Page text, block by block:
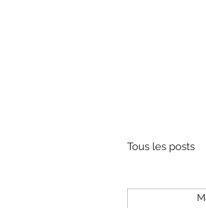
Tous les posts